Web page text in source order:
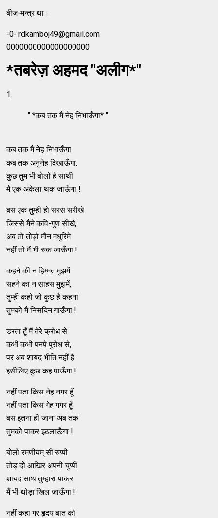
बीज-मन्त्र था।
-0- rdkamboj49@gmail.com
0000000000000000000
*तबरेज़ अहमद "अलीग*"
1.
" *कब तक मैं नेह निभाऊँगा* "
कब तक मैं नेह निभाऊँगा
कब तक अनुनेह दिखाऊँगा,
कुछ तुम भी बोलो हे साथी
मैं एक अकेला थक जाऊँगा !
बस एक तुम्ही हो सरस सरीखे
जिससे मैंने कवि-गुण सीखे,
अब तो तोड़ो मौन मधुरिमे
नहीं तो मैं भी रुक जाऊँगा !
कहने की न हिम्मत मुझमें
सहने का न साहस मुझमें,
तुम्ही कहो जो कुछ है कहना
तुमको मैं निसदिन गाऊँगा !
डरता हूँ मैं तेरे क्रोध से
कभी कभी पनपे पुरोध से,
पर अब शायद भीति नहीं है
इसीलिए कुछ कह पाऊँगा !
नहीं पता किस नेह नगर हूँ
नहीं पता किस गेह गगर हूँ
बस इतना ही जाना अब तक
तुमको पाकर इठलाऊँगा !
बोलो रमणीयम् सी रुप्पी
तोड़ दो आखिर अपनी चुप्पी
शायद साथ तुम्हारा पाकर
मैं भी थोड़ा खिल जाऊँगा !
नहीं कहा गर हृदय बात को